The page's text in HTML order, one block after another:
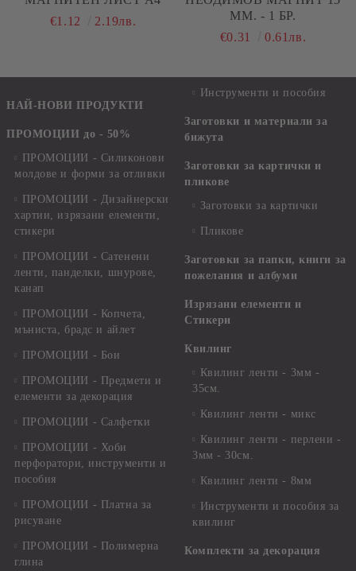
€1.12
2.19лв.
ММ. - 1 БР.
€0.31
0.61лв.
НАЙ-НОВИ ПРОДУКТИ
ПРОМОЦИИ до - 50%
ПРОМОЦИИ - Силиконови
молдове и форми за отливки
ПРОМОЦИИ - Дизайнерски
хартии, изрязани елементи,
стикери
ПРОМОЦИИ - Сатенени
ленти, панделки, шнурове,
канап
ПРОМОЦИИ - Копчета,
мъниста, брадс и айлет
ПРОМОЦИИ - Бои
ПРОМОЦИИ - Предмети и
елементи за декорация
ПРОМОЦИИ - Салфетки
ПРОМОЦИИ - Хоби
перфоратори, инструменти и
пособия
ПРОМОЦИИ - Платна за
рисуване
ПРОМОЦИИ - Полимерна
глина
Инструменти и пособия
Заготовки и материали за
бижута
Заготовки за картички и
пликове
Заготовки за картички
Пликове
Заготовки за папки, книги за
пожелания и албуми
Изрязани елементи и
Стикери
Квилинг
Квилинг ленти - 3мм -
35см.
Квилинг ленти - микс
Квилинг ленти - перлени -
3мм - 30см.
Квилинг ленти - 8мм
Инструменти и пособия за
квилинг
Комплекти за декорация